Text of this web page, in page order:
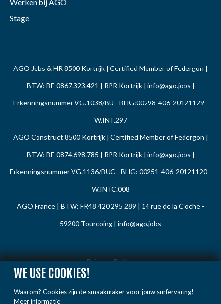
WE USE COOKIES!
Waarom? Cookies zijn de smaakmaker voor jouw surfervaring!
Meer informatie
Werken bij AGO
Stage
AGO Jobs & HR 8500 Kortrijk | Certified Member of Federgon |
BTW: BE 0867.323.421 | RPR Kortrijk | info@ago.jobs |
Erkenningsnummer VG.1038/BU - BHG:00298-406-20121129 -
W.INT.297
AGO Construct 8500 Kortrijk | Certified Member of Federgon |
BTW: BE 0874.698.785 | RPR Kortrijk | info@ago.jobs |
Erkenningsnummer VG.1136/BUC - BHG: 00251-406-20121120 -
W.INTC.008
AGO France | BTW: FR48 420 295 289 | 14 rue de la Cloche -
59200 Tourcoing | info@ago.jobs
Privacy Policy
Cookie Policy
Gedragsregels